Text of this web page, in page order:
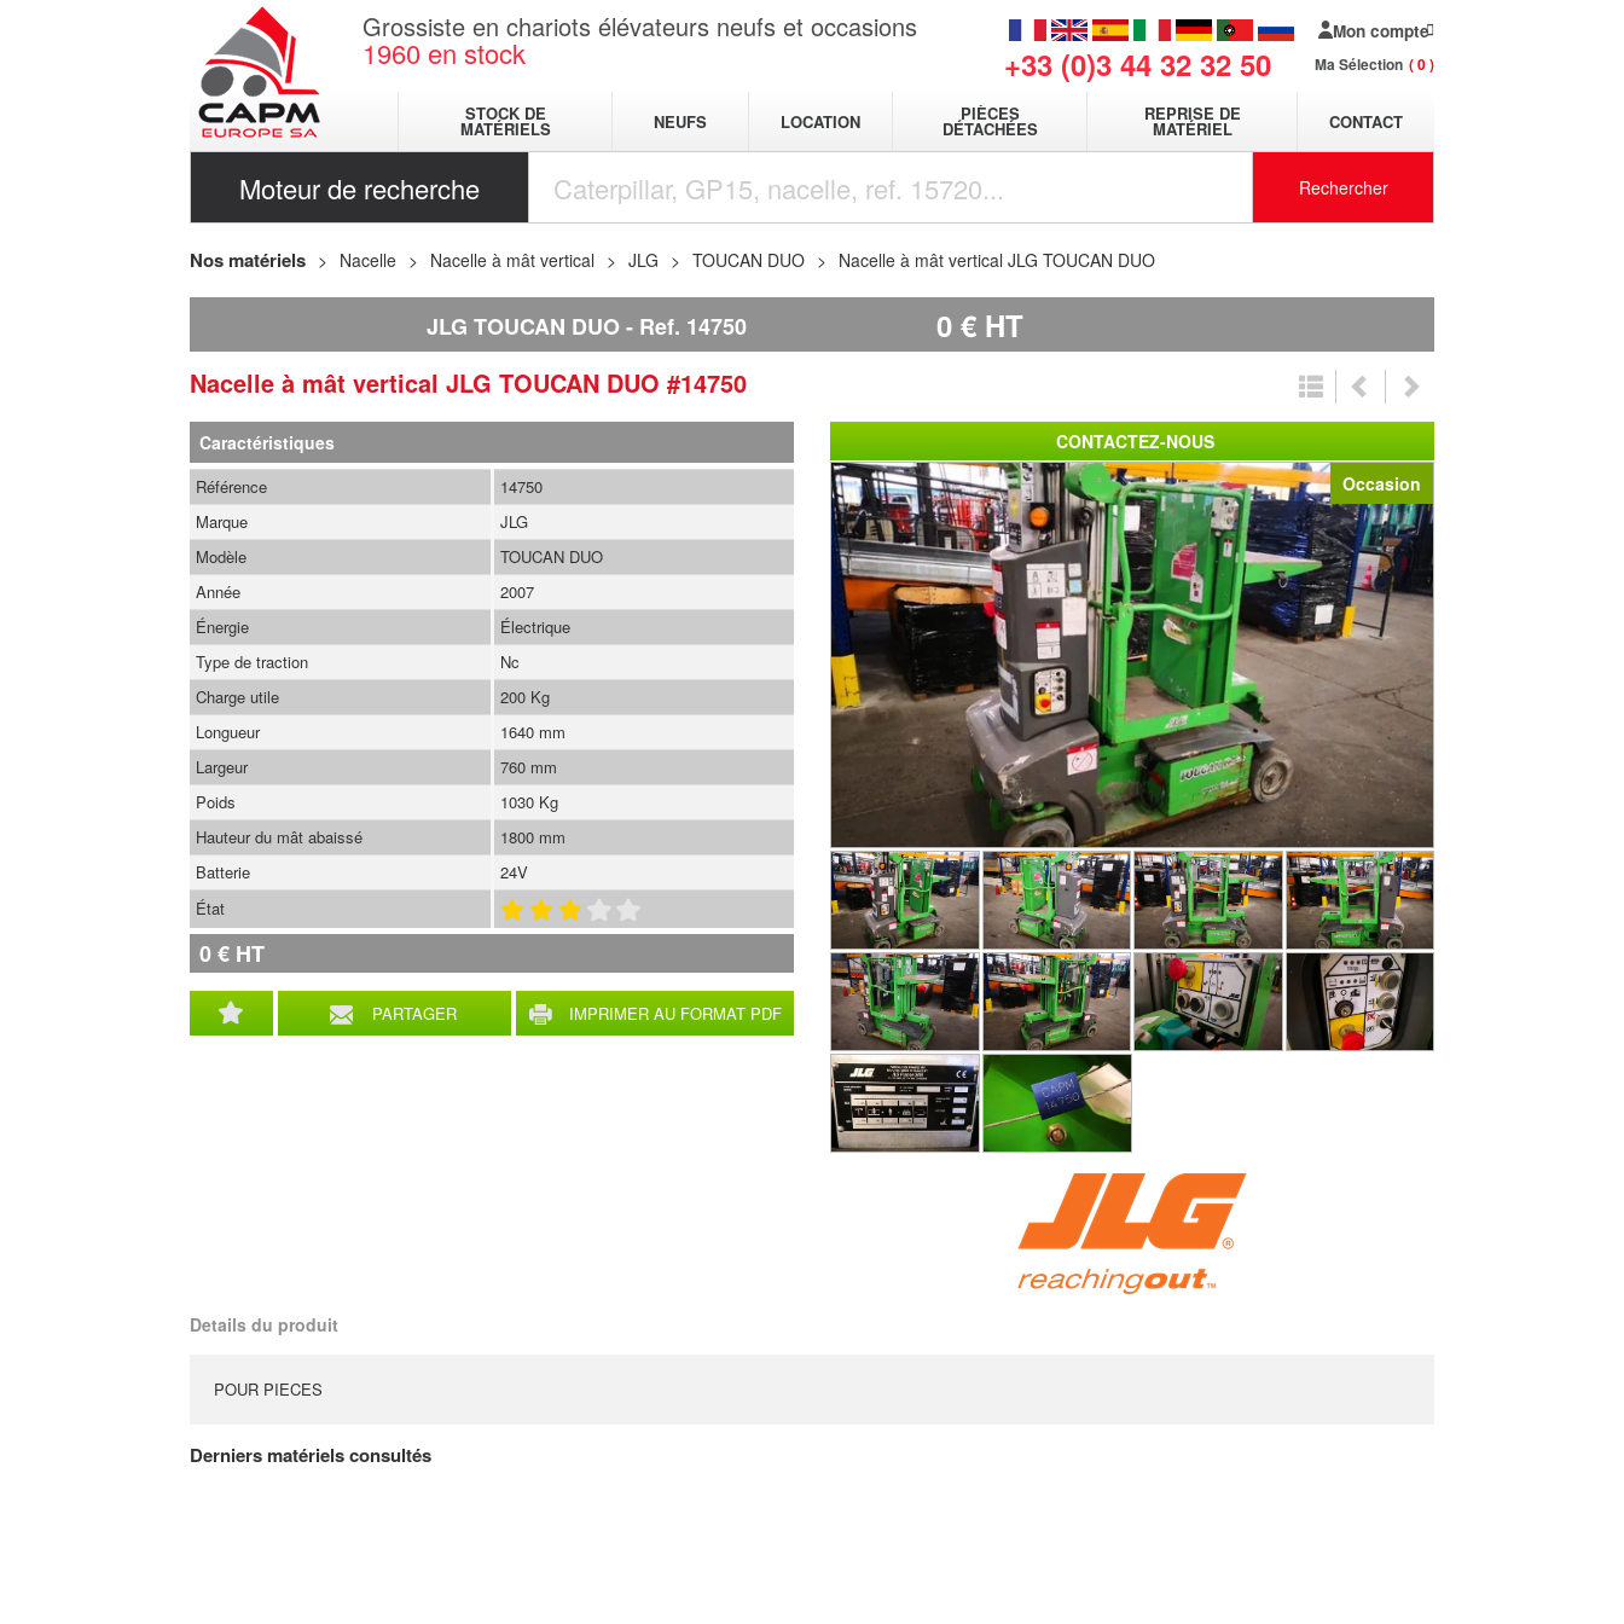
Grossiste en chariots élévateurs neufs et occasions
1960 en stock +33 (0)3 44 32 32 50
Mon compte
Ma Sélection 0
STOCK DE
MATÉRIELS NEUFS LOCATION PIÈCES
DÉTACHÉES
REPRISE DE
MATÉRIEL CONTACT
Moteur de recherche Rechercher
Nos matériels Nacelle Nacelle à mât vertical JLG TOUCAN DUO Nacelle à mât vertical JLG TOUCAN DUO
JLG TOUCAN DUO Ref. 14750 0 € HT
Nacelle à mât vertical JLG TOUCAN DUO #14750
Occasion
Caractéristiques
PARTAGER IMPRIMER AU FORMAT PDF
Référence
14750
Marque
JLG
Modèle
TOUCAN DUO
Année
2007
Énergie
Électrique
Type de traction
Nc
Charge utile
200 Kg
Longueur
1640 mm
Largeur
760 mm
Poids
1030 Kg
Hauteur du mât abaissé
1800 mm
Batterie
24V
État
0€ HT
Details du produit
POUR PIECES
CONTACTEZ-NOUS
Derniers matériels consultés